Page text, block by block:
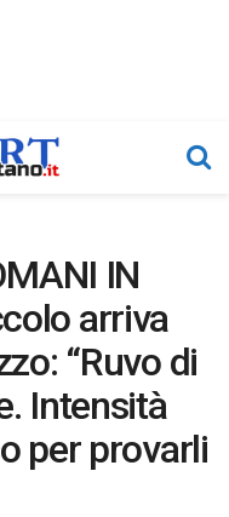
IN
arriva
“Ruvo di
Intensità
per provarli